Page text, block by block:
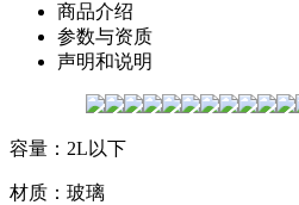
商品介绍
参数与资质
声明和说明
容量：2L以下
材质：玻璃